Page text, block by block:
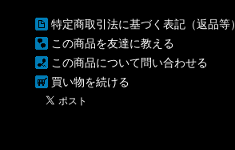
特定商取引法に基づく表記（返品等）
この商品を友達に教える
この商品について問い合わせる
買い物を続ける